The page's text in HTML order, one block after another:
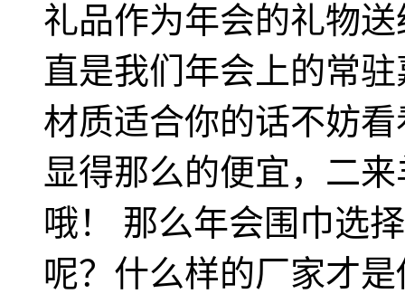
礼品作为年会的礼物
直是我们年会上的常
材质适合你的话不妨
显得那么的便宜，二
哦！ 那么年会围巾选
呢？什么样的厂家才